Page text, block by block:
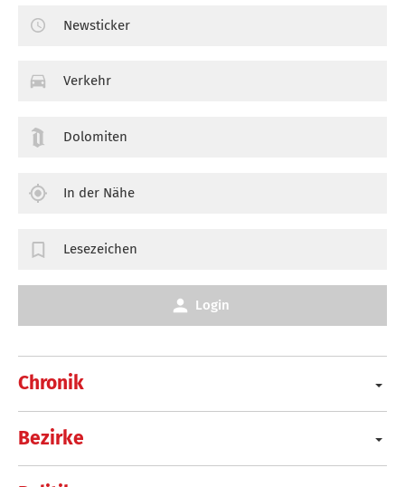
Chronik
Bezirke
Newsticker
Verkehr
Dolomiten
In der Nähe
Lesezeichen
Login